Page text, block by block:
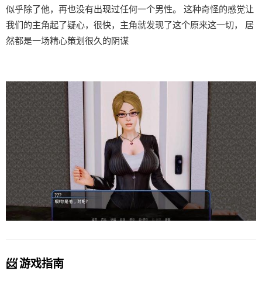
似乎除了他，再也没有出现过任何一个男性。 这种奇怪的感觉让
我们的主角起了疑心，很快，主角就发现了这个原来这一切， 居
然都是一场精心策划很久的阴谋
📨 游戏指南